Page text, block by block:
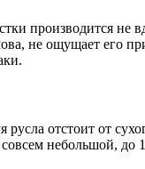
производится не
не ощущает его
отстоит от
небольшой, до